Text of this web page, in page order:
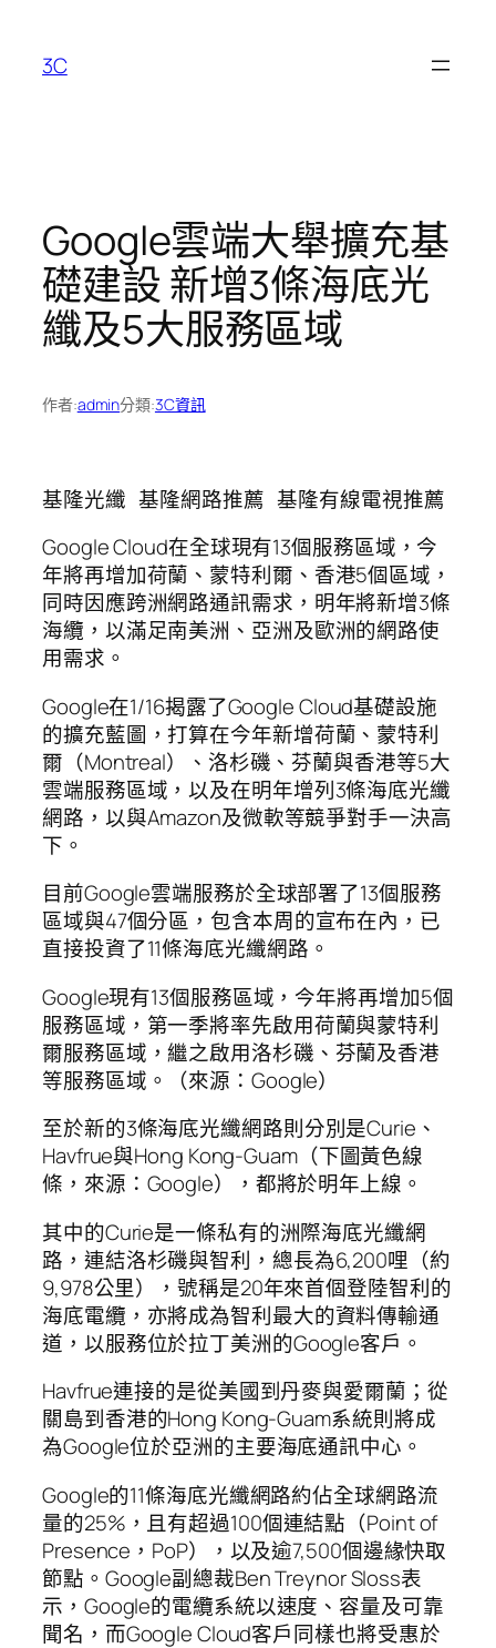
3C
Google雲端大舉擴充基
礎建設 新增3條海底光
纖及5大服務區域
作者:admin分類:3C資訊
基隆光纖 基隆網路推薦 基隆有線電視推薦
Google Cloud在全球現有13個服務區域，今
年將再增加荷蘭、蒙特利爾、香港5個區域，
同時因應跨洲網路通訊需求，明年將新增3條
海纜，以滿足南美洲、亞洲及歐洲的網路使
用需求。
Google在1/16揭露了Google Cloud基礎設施
的擴充藍圖，打算在今年新增荷蘭、蒙特利
爾（Montreal）、洛杉磯、芬蘭與香港等5大
雲端服務區域，以及在明年增列3條海底光纖
網路，以與Amazon及微軟等競爭對手一決高
下。
目前Google雲端服務於全球部署了13個服務
區域與47個分區，包含本周的宣布在內，已
直接投資了11條海底光纖網路。
Google現有13個服務區域，今年將再增加5個
服務區域，第一季將率先啟用荷蘭與蒙特利
爾服務區域，繼之啟用洛杉磯、芬蘭及香港
等服務區域。（來源：Google）
至於新的3條海底光纖網路則分別是Curie、
Havfrue與Hong Kong-Guam（下圖黃色線
條，來源：Google），都將於明年上線。
其中的Curie是一條私有的洲際海底光纖網
路，連結洛杉磯與智利，總長為6,200哩（約
9,978公里），號稱是20年來首個登陸智利的
海底電纜，亦將成為智利最大的資料傳輸通
道，以服務位於拉丁美洲的Google客戶。
Havfrue連接的是從美國到丹麥與愛爾蘭；從
關島到香港的Hong Kong-Guam系統則將成
為Google位於亞洲的主要海底通訊中心。
Google的11條海底光纖網路約佔全球網路流
量的25%，且有超過100個連結點（Point of
Presence，PoP），以及逾7,500個邊緣快取
節點。Google副總裁Ben Treynor Sloss表
示，Google的電纜系統以速度、容量及可靠
聞名，而Google Cloud客戶同樣也將受惠於